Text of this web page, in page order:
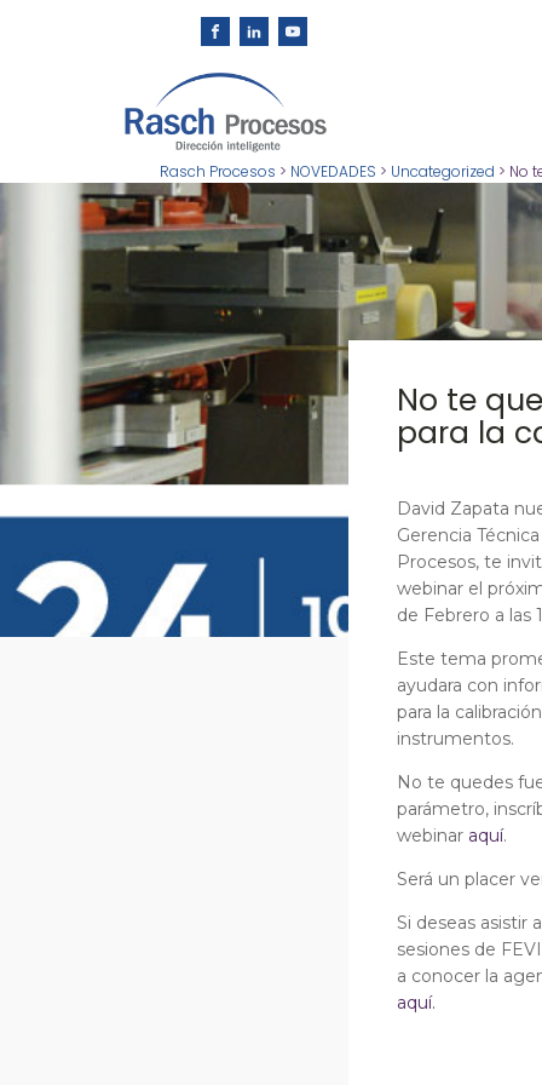
Rasch Procesos > NOVEDADES > Uncategorized > No
No te
para la
David Zapata
Gerencia
Procesos, te
webinar el
de Febrero a las
Este tema
ayudara con
para la
instrumentos.
No te quedes
parámetro,
webinar aquí.
Será un placer
Si deseas asistir
sesiones de
a conocer la
aquí.